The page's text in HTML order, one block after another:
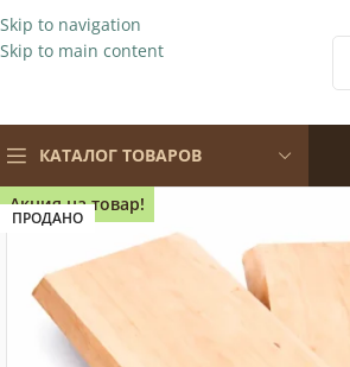
Skip to navigation
Skip to main content
КАТАЛОГ ТОВАРОВ
Акция на товар!
ПРОДАНО